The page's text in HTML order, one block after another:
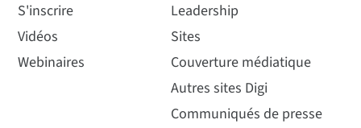
S'inscrire
Vidéos
Webinaires
Leadership
Sites
Couverture médiatique
Autres sites Digi
Communiqués de presse